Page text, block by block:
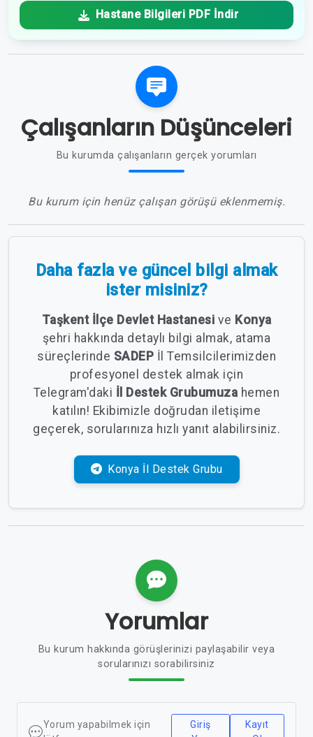
Hastane Bilgileri PDF İndir
Çalışanların Düşünceleri
Bu kurumda çalışanların gerçek yorumları
Bu kurum için henüz çalışan görüşü eklenmemiş.
Daha fazla ve güncel bilgi almak
ister misiniz?
Taşkent İlçe Devlet Hastanesi ve Konya
şehri hakkında detaylı bilgi almak, atama
süreçlerinde SADEP İl Temsilcilerimizden
profesyonel destek almak için
Telegram'daki İl Destek Grubumuza hemen
katılın! Ekibimizle doğrudan iletişime
geçerek, sorularınıza hızlı yanıt alabilirsiniz.
Konya İl Destek Grubu
Yorumlar
Bu kurum hakkında görüşlerinizi paylaşabilir veya
sorularınızı sorabilirsiniz
Yorum yapabilmek için
Giriş
Kayıt